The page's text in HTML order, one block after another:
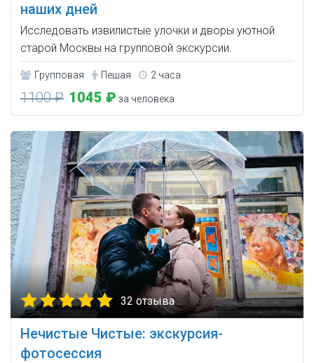
наших дней
Исследовать извилистые улочки и дворы уютной
старой Москвы на групповой экскурсии.
Групповая Пешая 2 часа
1100 ₽ 1045 ₽ за человека
32 отзыва
Нечистые Чистые: экскурсия-
фотосессия